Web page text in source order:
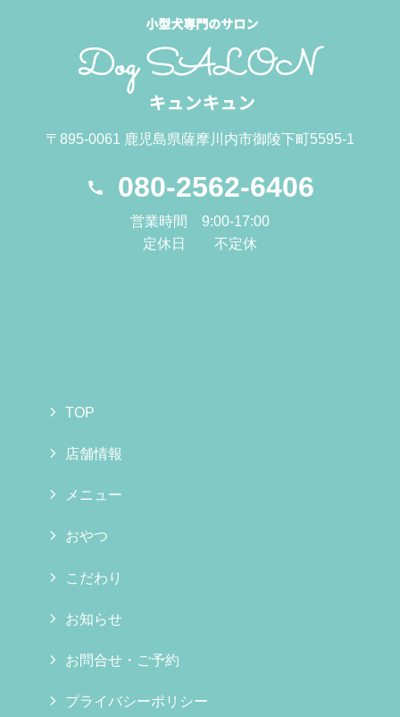
〒895-0061 鹿児島県薩摩川内市御陵下町5595-1
080-2562-6406
営業時間 9:00-17:00
定休日 不定休
TOP
店舗情報
メニュー
おやつ
こだわり
お知らせ
お問合せ・ご予約
プライバシーポリシー